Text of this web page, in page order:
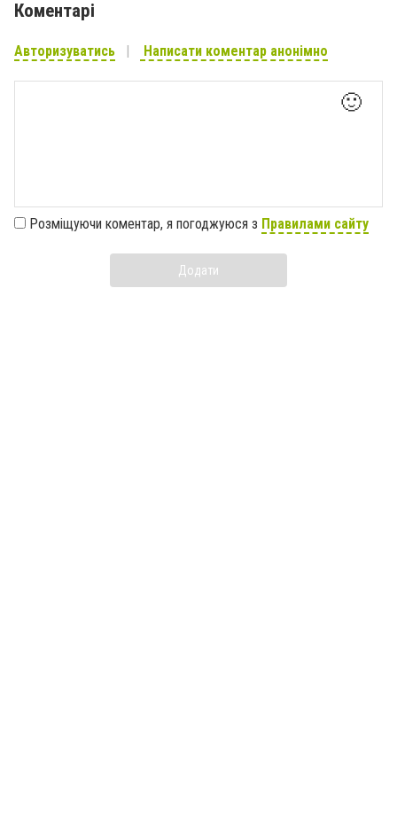
Коментарі
Авторизуватись Написати коментар анонімно
🙂
Розміщуючи коментар, я погоджуюся з Правилами сайту
Додати